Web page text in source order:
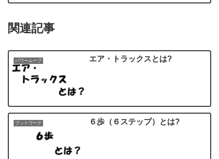
関連記事
パワームーブ エア・トラックスとは?
フットワーク ６歩（６ステップ）とは?